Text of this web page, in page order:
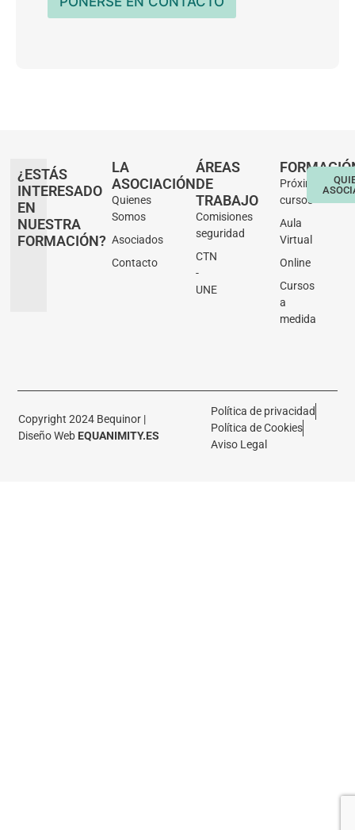
¿ESTÁS
INTERESADO
EN
NUESTRA
FORMACIÓN?
LA
ASOCIACIÓN
Quienes
Somos
Asociados
Contacto
ÁREAS
DE
TRABAJO
Comisiones
seguridad
CTN
-
UNE
Próximos
cursos
Aula
Virtual
Online
Cursos
a
medida
Copyright 2024 Bequinor |
Diseño Web EQUANIMITY.ES
Política de privacidad
Política de Cookies
Aviso Legal